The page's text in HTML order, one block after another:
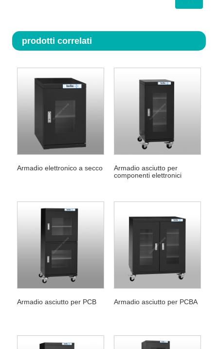
prodotti correlati
Armadio elettronico a secco
Armadio asciutto per
componenti elettronici
Armadio asciutto per PCB Armadio asciutto per PCBA